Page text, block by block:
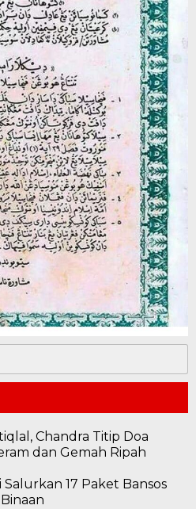
Chandra Titip Doa
dan Gemah Ripah
Salurkan 17 Paket Bansos